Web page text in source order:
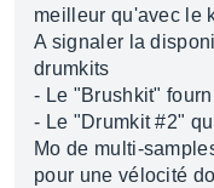
meilleur qu'avec le
A signaler la
drumkits
- Le "Brushkit"
- Le "Drumkit #2"
Mo de multi-
pour une vélocité